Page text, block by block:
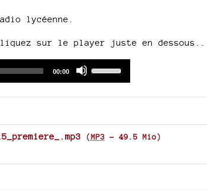
lycéenne.
sur le player juste en dessous...
Total
00:00
increase
decrease
(MP3 - 49.5 Mio)